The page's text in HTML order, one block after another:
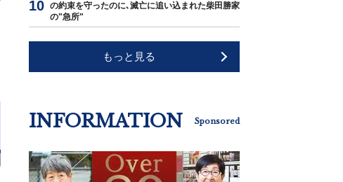
の約束を守ったのに､滅亡に追い込まれた柴田勝家
の"急所"
もっと見る
INFORMATION Sponsored